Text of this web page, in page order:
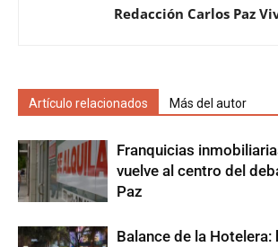
Redacción Carlos Paz
Artículo relacionados Más del autor
Franquicias
vuelve al centro del
Paz
Balance de la